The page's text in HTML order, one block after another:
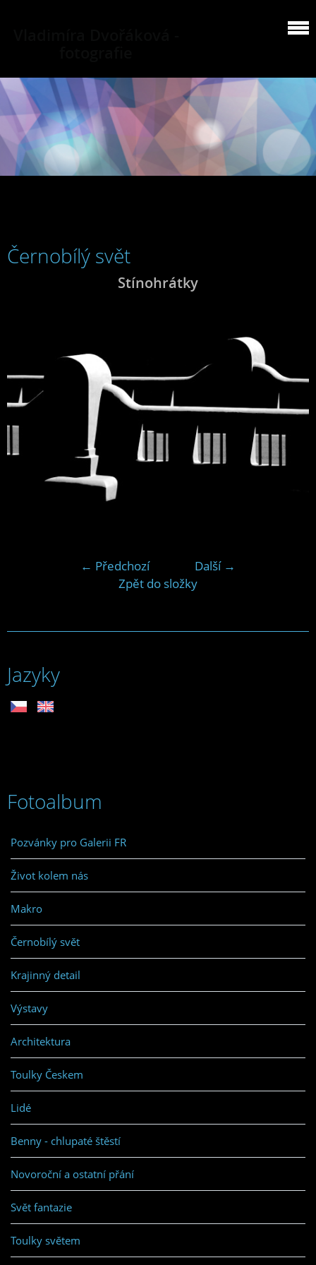
Černobílý svět
Stínohrátky
← Předchozí
Další →
Zpět do složky
Jazyky
Fotoalbum
Pozvánky pro Galerii FR
Život kolem nás
Makro
Černobílý svět
Krajinný detail
Výstavy
Architektura
Toulky Českem
Lidé
Benny - chlupaté štěstí
Novoroční a ostatní přání
Svět fantazie
Toulky světem